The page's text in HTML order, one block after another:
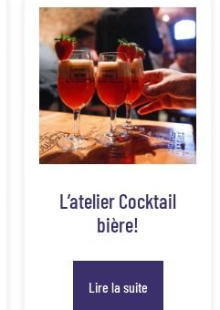
L’atelier Cocktail
bière!
Lire la suite